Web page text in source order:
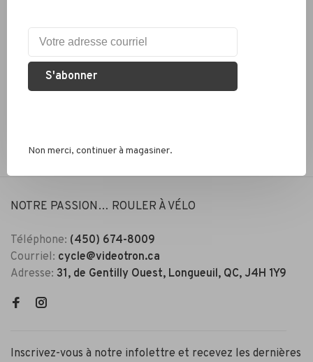
Nous recyclons les pneus, chambres à air et métaux
NOTRE PASSION… ROULER À VÉLO
Téléphone: (450) 674-8009
Courriel: cycle@videotron.ca
Adresse: 31, de Gentilly Ouest, Longueuil, QC, J4H 1Y9
Inscrivez-vous à notre infolettre et recevez les dernières
S'abonner
Non merci, continuer à magasiner.